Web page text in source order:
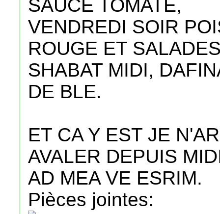
SAUCE TOMATE,
VENDREDI SOIR
ROUGE ET
SHABAT MIDI,
DE BLE.
ET CA Y EST JE
AVALER DEPUIS
AD MEA VE ESRIM.
Pièces jointes: